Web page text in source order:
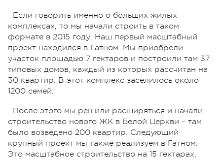
Если говорить именно о больших жилых
комплексах, то мы начали строить в таком
формате в 2015 году. Наш первый масштабный
проект находился в Гатном. Мы приобрели
участок площадью 7 гектаров и построили там 37
типовых домов, каждый из которых рассчитан на
30 квартир. В этот комплекс заселилось около
1200 семей.
После этого мы решили расширяться и начали
строительство нового ЖК в Белой Церкви – там
было возведено 200 квартир. Следующий
крупный проект мы также реализуем в Гатном.
Это масштабное строительство на 15 гектарах,